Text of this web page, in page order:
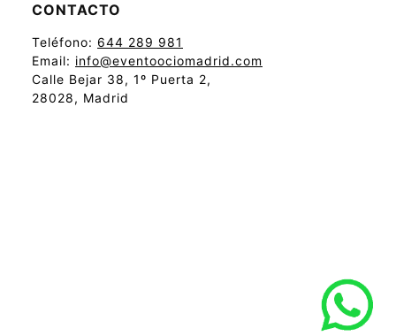
CONTACTO
Teléfono: 644 289 981
Email: info@eventoociomadrid.com
Calle Bejar 38, 1º Puerta 2,
28028, Madrid